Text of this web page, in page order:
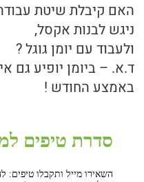
האם קיבלת שיטת
ניגש לבנות אקסל,
ולעבוד עם יומן גוגל ?
ד.א. – ביומן יופיע גם
באמצע החודש !